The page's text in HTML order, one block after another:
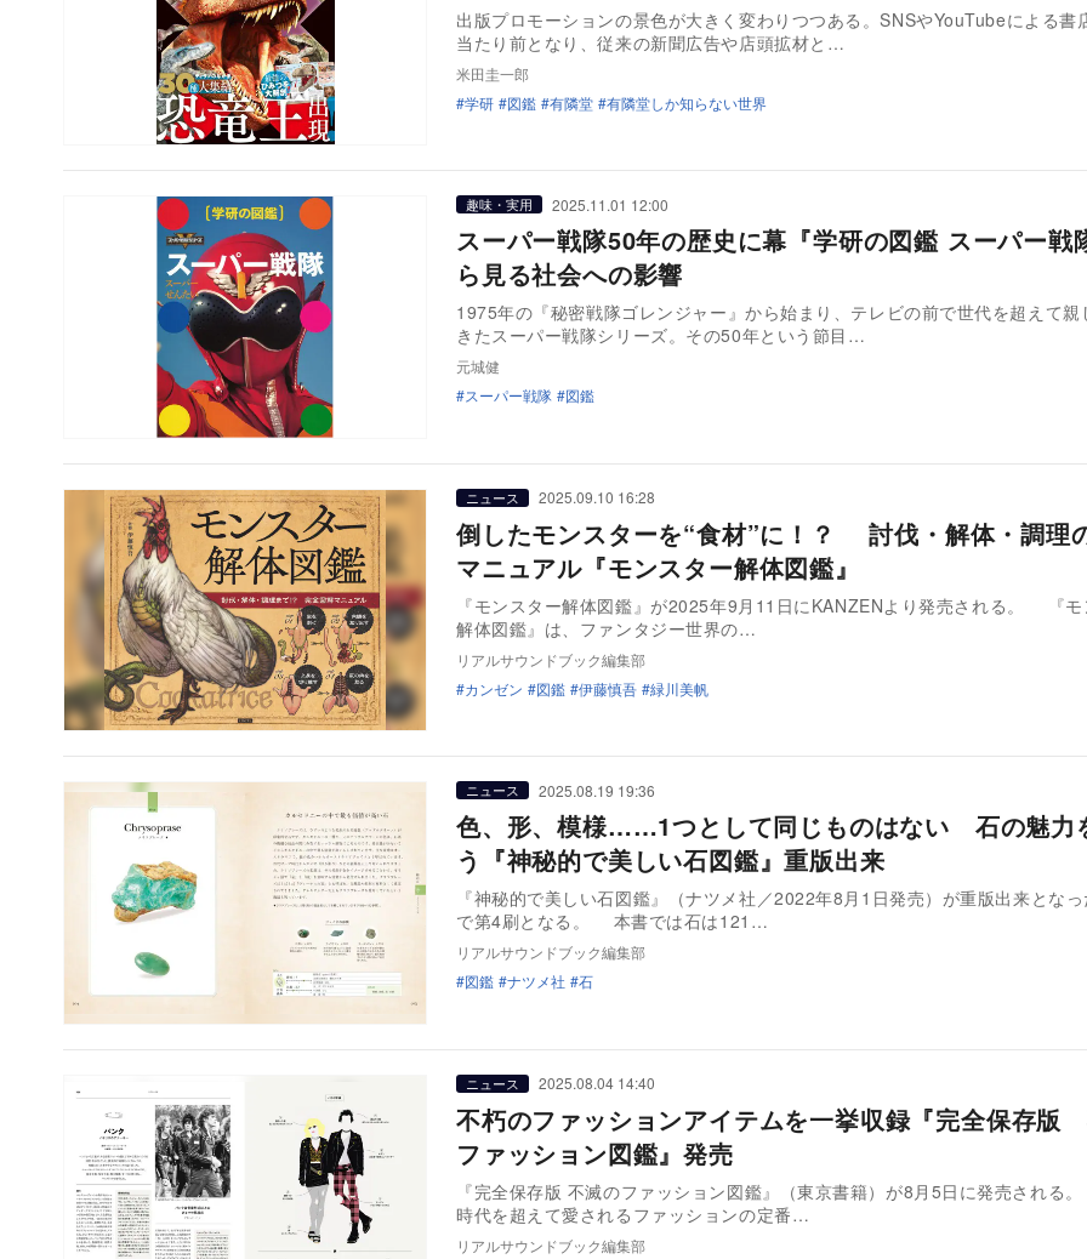
出版プロモーションの景色が大きく変わりつつある。SNSやYouTubeによる書
当たり前となり、従来の新聞広告や店頭拡材と…
米田圭一郎
学研
図鑑 有隣堂 有隣堂しか知らない世界
趣味・実用 2025.11.01 12:00
スーパー戦隊50年の歴史に幕『学研の図鑑 スーパー戦
ら見る社会への影響
1975年の『秘密戦隊ゴレンジャー』から始まり、テレビの前で世代を超えて親
きたスーパー戦隊シリーズ。その50年という節目…
元城健
スーパー戦隊
図鑑
ニュース 2025.09.10 16:28
倒したモンスターを“食材”に！？ 討伐・解体・調理
マニュアル『モンスター解体図鑑』
『モンスター解体図鑑』が2025年9月11日にKANZENより発売される。 『モンスター
解体図鑑』は、ファンタジー世界の…
リアルサウンドブック編集部
カンゼン
図鑑 伊藤慎吾 緑川美帆
ニュース 2025.08.19 19:36
色、形、模様……1つとして同じものはない 石の魅力
う『神秘的で美しい石図鑑』重版出来
『神秘的で美しい石図鑑』（ナツメ社／2022年8月1日発売）が重版出来とな
で第4刷となる。 本書では石は121…
リアルサウンドブック編集部
図鑑
ナツメ社 石
ニュース 2025.08.04 14:40
不朽のファッションアイテムを一挙収録『完全保存版
ファッション図鑑』発売
『完全保存版 不滅のファッション図鑑』（東京書籍）が8月5日に発売される。 本書は
時代を超えて愛されるファッションの定番…
リアルサウンドブック編集部